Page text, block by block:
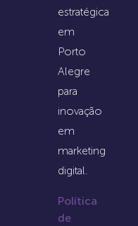
estratégica
em
Porto
Alegre
para
inovação
em
marketing
digital.
Política
de